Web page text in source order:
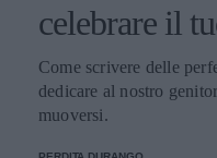
celebrare il
Come scrivere delle
dedicare al nostro
muoversi.